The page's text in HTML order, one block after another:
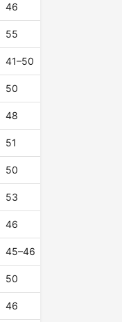
46
55
41–50
50
48
51
50
53
46
45–46
50
46